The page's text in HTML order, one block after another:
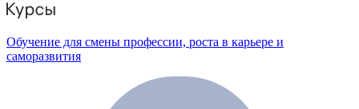
Обучение для смены профессии, роста в карьере и
саморазвития